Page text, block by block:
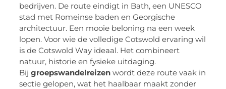
bedrijven. De route eindigt in Bath, een UNESCO
stad met Romeinse baden en Georgische
architectuur. Een mooie beloning na een week
lopen. Voor wie de volledige Cotswold ervaring wil
is de Cotswold Way ideaal. Het combineert
natuur, historie en fysieke uitdaging.
Bijgroepswandelreizen wordt deze route vaak in
sectie gelopen, wat het haalbaar maakt zonder